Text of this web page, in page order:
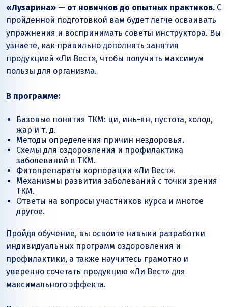
«Лузарина» — от новичков до опытных практиков. С
пройденной подготовкой вам будет легче осваивать
упражнения и воспринимать советы инструктора. Вы
узнаете, как правильно дополнять занятия
продукцией «Ли Вест», чтобы получить максимум
пользы для организма.
В программе:
Базовые понятия ТКМ: ци, инь-ян, пустота, холод,
жар и т. д.
Методы определения причин нездоровья.
Схемы для оздоровления и профилактика
заболеваний в ТКМ.
Фитопрепараты корпорации «Ли Вест».
Механизмы развития заболеваний с точки зрения
ТКМ.
Ответы на вопросы участников курса и многое
другое.
Пройдя обучение, вы освоите навыки разработки
индивидуальных программ оздоровления и
профилактики, а также научитесь грамотно и
уверенно сочетать продукцию «Ли Вест» для
максимального эффекта.